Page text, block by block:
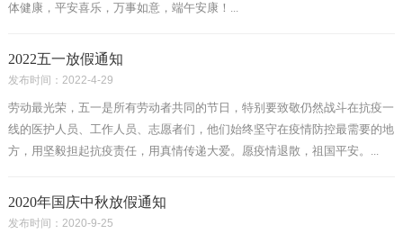
体健康，平安喜乐，万事如意，端午安康！...
2022五一放假通知
发布时间：2022-4-29
劳动最光荣，五一是所有劳动者共同的节日，特别要致敬仍然战斗在抗疫一
线的医护人员、工作人员、志愿者们，他们始终坚守在疫情防控最需要的地
方，用坚毅担起抗疫责任，用真情传递大爱。愿疫情退散，祖国平安。...
2020年国庆中秋放假通知
发布时间：2020-9-25